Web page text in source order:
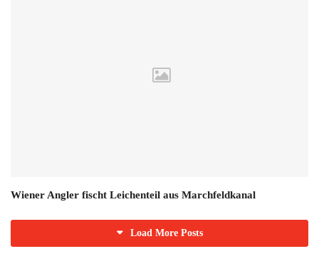
Wiener Angler fischt Leichenteil aus Marchfeldkanal
Load More Posts